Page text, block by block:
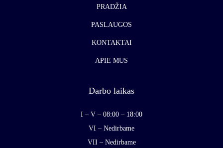
PRADŽIA
PASLAUGOS
KONTAKTAI
APIE MUS
Darbo laikas
I – V – 08:00 – 18:00
VI – Nedirbame
VII – Nedirbame